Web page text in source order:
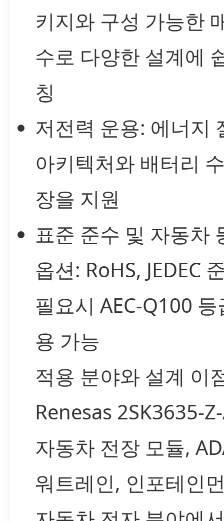
키지와 구성 가능한
수로 다양한 설계에
칭
저전력 운용: 에너지
아키텍처와 배터리
장을 지원
표준 준수 및 자동차
옵션: RoHS, JEDEC
필요시 AEC-Q100
용 가능
적용 분야와 설계 이
Renesas 2SK3635-
자동차 전장 모듈,
워트레인, 인포테인